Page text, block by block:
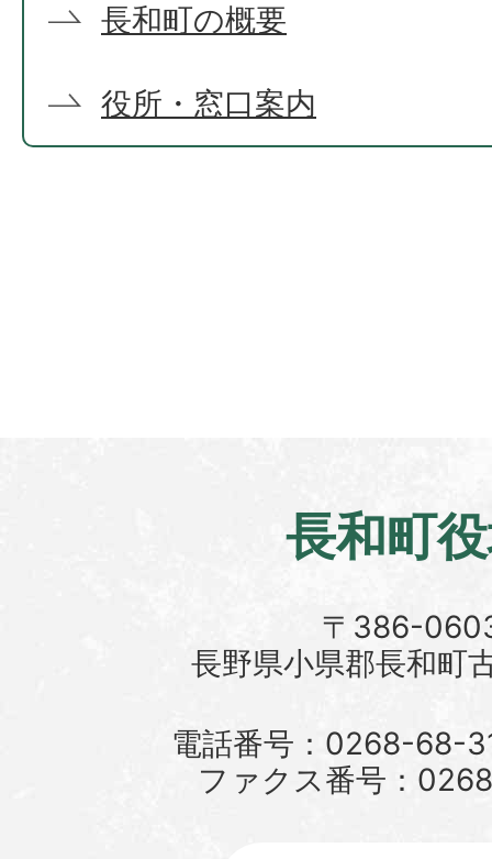
長和町の概要
役所・窓口案内
長和町
〒386-
長野県小県郡長和町
電話番号：0268-68-
ファクス番号：